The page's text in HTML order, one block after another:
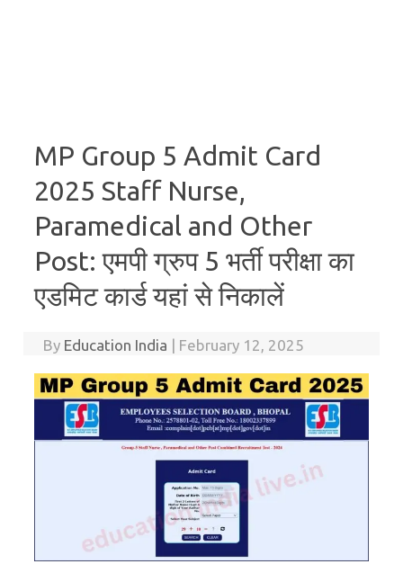
MP Group 5 Admit Card
2025 Staff Nurse,
Paramedical and Other
Post: एमपी ग्रुप 5 भर्ती परीक्षा का
एडमिट कार्ड यहां से निकालें
By Education India | February 12, 2025